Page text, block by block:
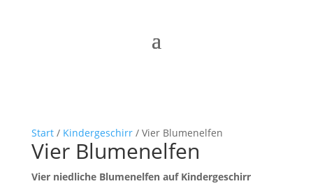
Start/ Kindergeschirr/ Vier Blumenelfen
Vier Blumenelfen
Vier niedliche Blumenelfen auf Kindergeschirr